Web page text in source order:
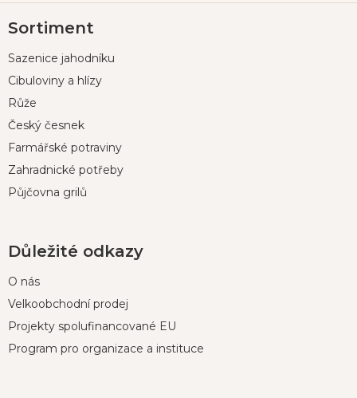
á
a
Sortiment
Sazenice jahodníku
Cibuloviny a hlízy
Růže
Český česnek
Farmářské potraviny
Zahradnické potřeby
Půjčovna grilů
Důležité odkazy
O nás
Velkoobchodní prodej
Projekty spolufinancované EU
Program pro organizace a instituce